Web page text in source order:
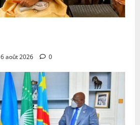
6 août 2026 0